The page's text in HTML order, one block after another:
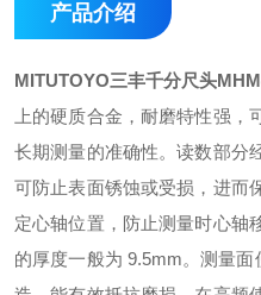
产品介绍
MITUTOYO三丰千分尺头
上的硬质合金，耐磨特性强
长期测量的准确性。读数部分
可防止表面锈蚀或受损，进而
定心轴位置，防止测量时心轴
的厚度一般为 9.5mm。测量面